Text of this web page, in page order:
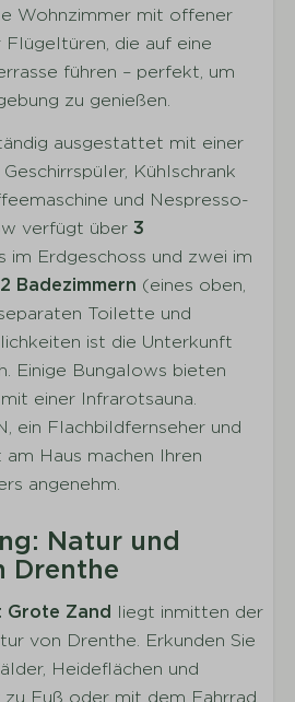
Tiefkühltruhe
3
im Erdgeschoss: 1
im
2
8
pro gebuchter Person
2
Toiletten: 1
Stockwerk (1)
Wohnzimmer mit offener
die auf eine
führen – perfekt, um
zu genießen.
ausgestattet mit einer
Kühlschrank
und Nespresso-
verfügt über 3
im Erdgeschoss und zwei im
2 Badezimmern (eines oben,
Toilette und
ist die Unterkunft
Einige Bungalows bieten
einer Infrarotsauna.
ein Flachbildfernseher und
Haus machen Ihren
angenehm.
Natur und
Drenthe
Grote Zand liegt inmitten der
von Drenthe. Erkunden Sie
Heideflächen und
Fuß oder mit dem Fahrrad.